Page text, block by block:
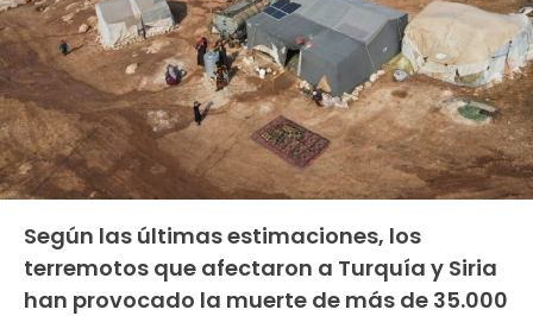
Según las últimas estimaciones, los
terremotos que afectaron a Turquía y Siria
han provocado la muerte de más de 35.000